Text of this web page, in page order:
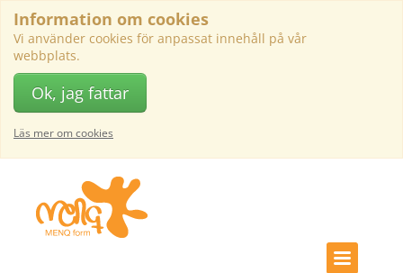
Information om cookies
Vi använder cookies för anpassat innehåll på vår
webbplats.
Ok, jag fattar
Läs mer om cookies